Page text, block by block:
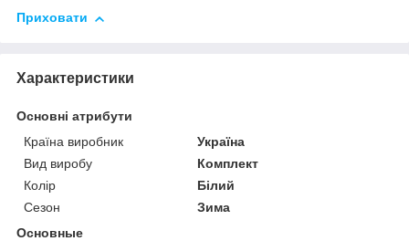
Приховати
Характеристики
Основні атрибути
Країна виробник
Україна
Вид виробу
Комплект
Колір
Білий
Сезон
Зима
Основные